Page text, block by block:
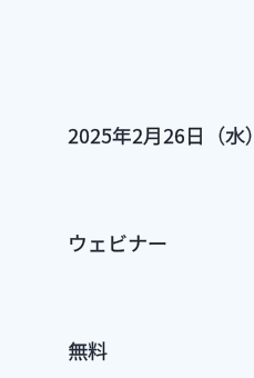
2025年2月26日（水
ウェビナー
無料